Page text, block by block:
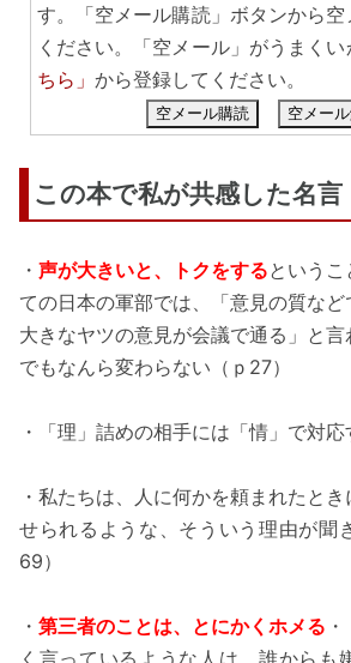
す。「空メール購読」ボタンから
ください。「空メール」がうまくい
ちら」 から登録してください。
空メール購読 空メー
この本で私が共感した名言
・ 声が大きいと、トクをするという
ての日本の軍部では、「意見の質な
大きなヤツの意見が会議で通る」と
でもなんら変わらない（ｐ27）
・「理」詰めの相手には「情」で対応
・私たちは、人に何かを頼まれたと
せられるような、そういう理由が聞
69）
・ 第三者のことは、とにかくホメる